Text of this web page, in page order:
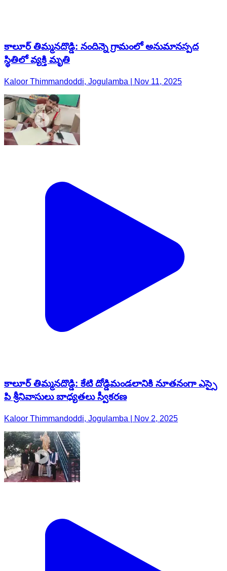
కాలూర్ తిమ్మనదొడ్డి: నందిన్నె గ్రామంలో అనుమానస్పద
స్థితిలో వ్యక్తి మృతి
Kaloor Thimmandoddi, Jogulamba | Nov 11, 2025
కాలూర్ తిమ్మనదొడ్డి: కేటి దోడ్డిమండలానికి నూతనంగా ఎస్సై
పి శ్రీనివాసులు బాధ్యతలు స్వీకరణ
Kaloor Thimmandoddi, Jogulamba | Nov 2, 2025